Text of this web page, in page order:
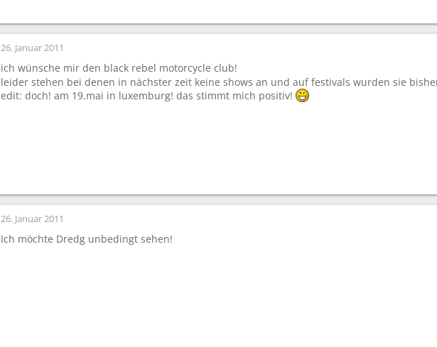
26. Januar 2011
ich wünsche mir den black rebel motorcycle club!
leider stehen bei denen in nächster zeit keine shows an und auf festivals wurden sie
edit: doch! am 19.mai in luxemburg! das stimmt mich positiv!
26. Januar 2011
Ich möchte Dredg unbedingt sehen!